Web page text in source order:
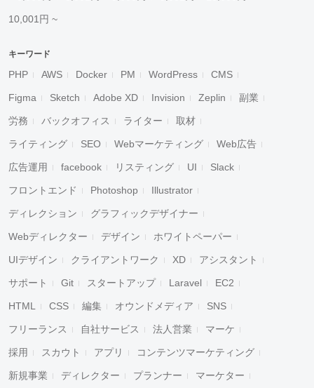
10,001円 ~
キーワード
PHP AWS Docker PM WordPress CMS
Figma Sketch Adobe XD Invision Zeplin 副業
労務 バックオフィス ライター 取材
ライティング SEO Webマーケティング Web広告
広告運用 facebook リスティング UI Slack
フロントエンド Photoshop Illustrator
ディレクション グラフィックデザイナー
Webディレクター デザイン ホワイトペーパー
UIデザイン クライアントワーク XD アシスタント
サポート Git スタートアップ Laravel EC2
HTML CSS 編集 オウンドメディア SNS
フリーランス 自社サービス 法人営業 マーケ
採用 スカウト アプリ コンテンツマーケティング
新規事業 ディレクター プランナー マーケター